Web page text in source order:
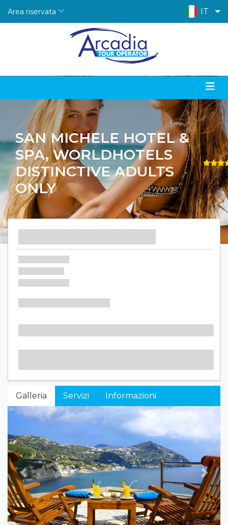
Area riservata IT
SAN MICHELE HOTEL &
SPA, WORLDHOTELS
DISTINCTIVE ADULTS
ONLY
Galleria Servizi Informazioni
Previous Next